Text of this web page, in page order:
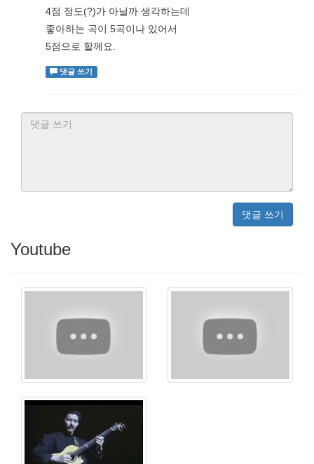
4점 정도(?)가 아닐까 생각하는데
좋아하는 곡이 5곡이나 있어서
5점으로 할께요.
댓글 쓰기
댓글 쓰기
Youtube